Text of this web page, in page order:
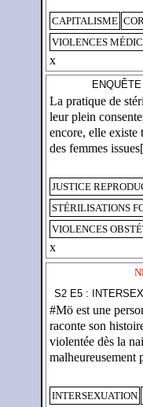
CAPITALISME
VIOLENCES
x
La pratique de
leur plein
encore, elle existe
des femmes
JUSTICE
STÉRILISATIONS
VIOLENCES
x
S2 E5 :
#Mö est une
raconte son
violentée dès la
INTERSEXUATION